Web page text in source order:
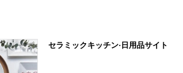
セラミックキッチン·日用品サイト